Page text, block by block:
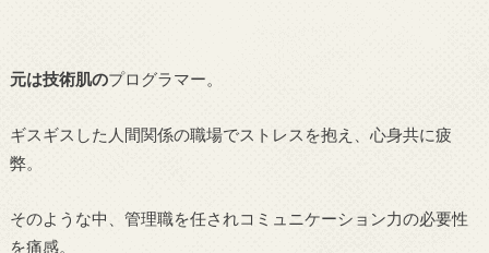
元は技術肌のプログラマー。
ギスギスした人間関係の職場でストレスを抱え、心身共に疲
弊。
そのような中、管理職を任されコミュニケーション力の必要性
を痛感。